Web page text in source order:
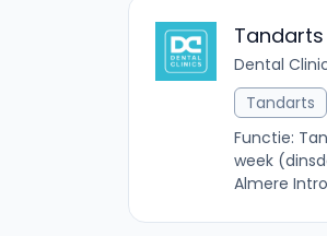
Tandarts
Dental
Tandarts
Functie:
week
Almere